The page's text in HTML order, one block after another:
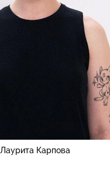
Лаурита Карпова